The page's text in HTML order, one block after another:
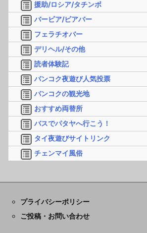
援助/ロシア/タチンボ
バービア/ビアバー
フェラチオバー
デリヘル/その他
読者体験記
バンコク夜遊び人気投票
バンコクの観光地
おすすめ両替所
バスでパタヤへ行こう！
タイ夜遊びサイトリンク
チェンマイ風俗
プライバシーポリシー
ご投稿・お問い合わせ